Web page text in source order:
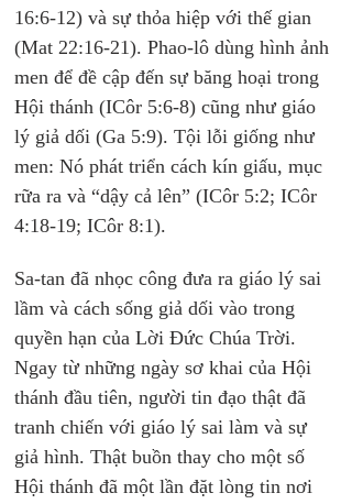
16:6-12) và sự thỏa hiệp với thế gian
(Mat 22:16-21). Phao-lô dùng hình ảnh
men để đề cập đến sự băng hoại trong
Hội thánh (ICôr 5:6-8) cũng như giáo
lý giả dối (Ga 5:9). Tội lỗi giống như
men: Nó phát triển cách kín giấu, mục
rữa ra và “dậy cả lên” (ICôr 5:2; ICôr
4:18-19; ICôr 8:1).
Sa-tan đã nhọc công đưa ra giáo lý sai
lầm và cách sống giả dối vào trong
quyền hạn của Lời Đức Chúa Trời.
Ngay từ những ngày sơ khai của Hội
thánh đầu tiên, người tin đạo thật đã
tranh chiến với giáo lý sai làm và sự
giả hình. Thật buồn thay cho một số
Hội thánh đã một lần đặt lòng tin nơi